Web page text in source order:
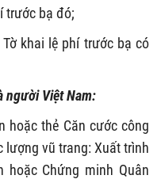
trước bạ đó;
khai lệ phí trước bạ có
người Việt Nam:
hoặc thẻ Căn cước công
vũ trang: Xuất trình
hoặc Chứng minh Quân